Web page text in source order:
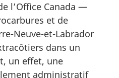
l’Office Canada —
et de
Neuve-et-Labrador
dans un
un effet, une
administratif